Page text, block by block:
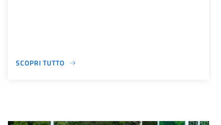
SCOPRI TUTTO